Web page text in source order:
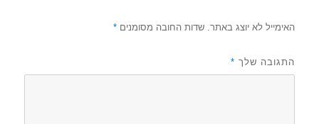
האימייל לא יוצג באתר. שדות החובה מסומנים*
התגובה שלך *